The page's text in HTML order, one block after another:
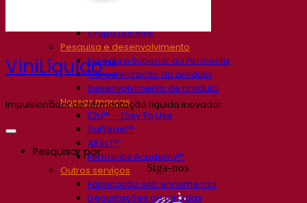
Grupo Lesaffre
Pesquisa e desenvolvimento
Levedura Superior da Fermentis
Caracterização do produto
Desenvolvimento de produto
Nossas marcas
E2U™ – Easy To Use
SafYeast™
All In 1™
Fermentis Academy™
Outros serviços
Fabricação sob encomenda
Degustações de bebidas
ViniLíquido™
Impulsionador de fermentação líquida inovador
Siga-nos
Pesquisar por: